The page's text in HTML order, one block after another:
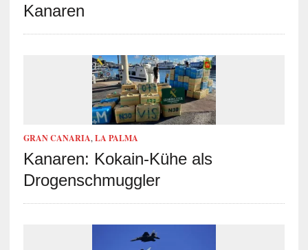
Kanaren
GRAN CANARIA,LA PALMA
Kanaren: Kokain-Kühe als
Drogenschmuggler